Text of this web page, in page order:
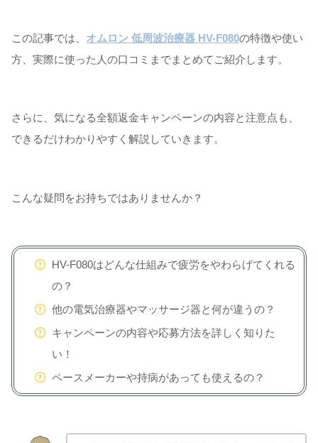
この記事では、 オムロン 低周波治療器 HV-F080の特徴や使い
方、実際に使った人の口コミまでまとめてご紹介します。
さらに、気になる全額返金キャンペーンの内容と注意点も、
できるだけわかりやすく解説していきます。
こんな疑問をお持ちではありませんか？
HV-F080はどんな仕組みで疲労をやわらげてくれる
の？
他の電気治療器やマッサージ器と何が違うの？
キャンペーンの内容や応募方法を詳しく知りた
い！
ペースメーカーや持病があっても使えるの？